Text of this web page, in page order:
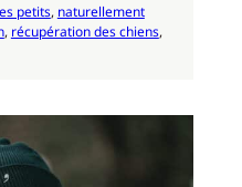
petits, naturellement
, récupération des chiens